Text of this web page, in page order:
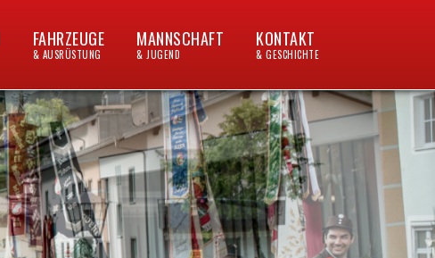
FAHRZEUGE
& AUSRÜSTUNG
MANNSCHAFT
& JUGEND
KONTAKT
& GESCHICHTE